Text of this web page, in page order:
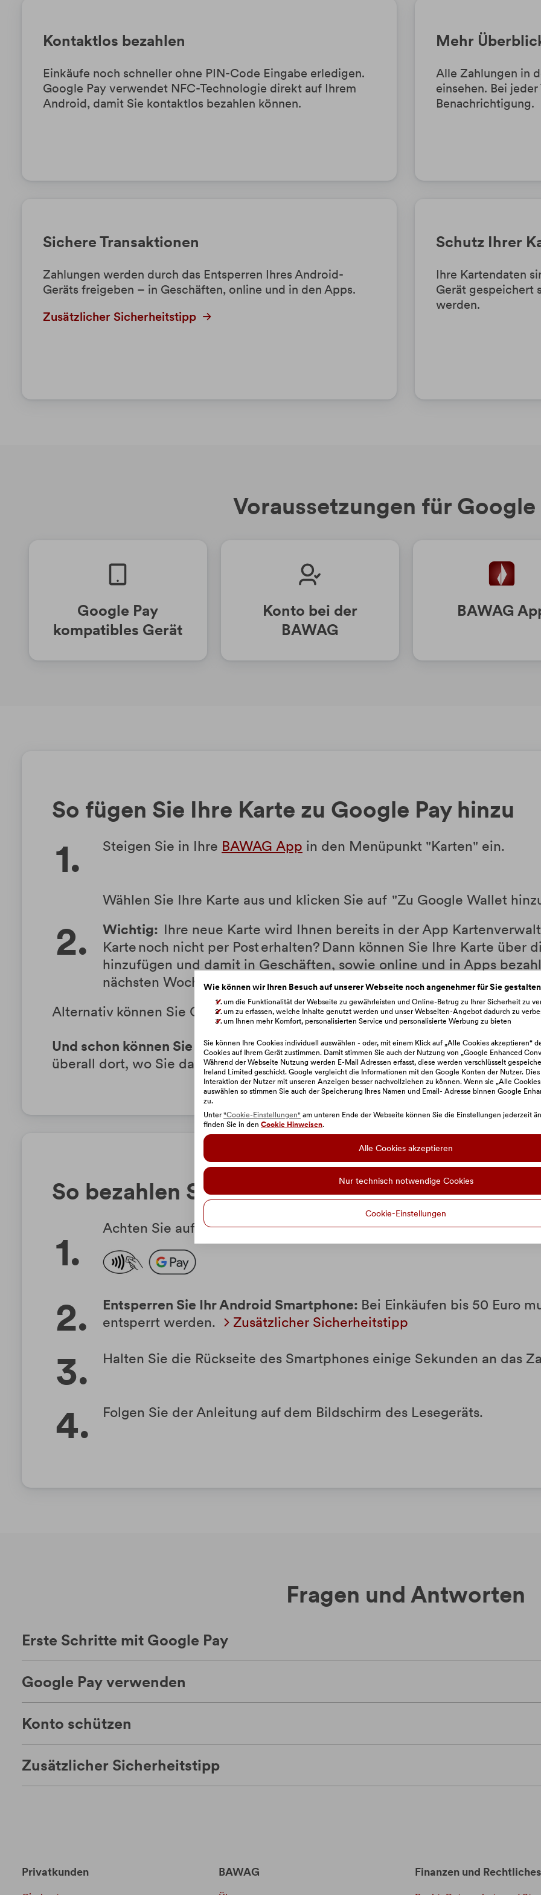
Kontaktlos bezahlen
Einkäufe noch schneller ohne PIN-Code Eingabe erledigen.
Google Pay verwendet NFC-Technologie direkt auf Ihrem
Android, damit Sie kontaktlos bezahlen können.
Mehr
Alle Zahlungen in
einsehen. Bei
Benachrichtigung.
Sichere Transaktionen
Zahlungen werden durch das Entsperren Ihres Android-
Geräts freigeben – in Geschäften, online und in den Apps.
Zusätzlicher Sicherheitstipp
Schutz Ihrer
Ihre Kartendaten
Gerät gespeichert
werden.
Voraussetzungen für Google
Google Pay
kompatibles Gerät
Konto bei der
BAWAG
BAWAG
So fügen Sie Ihre Karte zu Google Pay hinzu
Steigen Sie in Ihre BAWAG App in den Menüpunkt "Karten" ein.
Wählen Sie Ihre Karte aus und klicken Sie auf "Zu Google Wallet
Wichtig: Ihre neue Karte wird Ihnen bereits in der App
Karte noch nicht per Post erhalten? Dann können Sie Ihre Karte über
hinzufügen und damit in Geschäften, sowie online und in Apps
nächsten Wochen.
Alternativ können Sie Google Pay auch über die Google Pay Wallet App
Und schon können Sie einfach und sicher mit Google Pay in Geschäften,
überall dort, wo Sie das Symbol für kontaktloses Bezahlen bzw. Google Pay
So bezahlen Sie in Geschäften:
Achten Sie auf das Symbol für kontaktloses Bezahlen bzw. Google
Entsperren Sie Ihr Android Smartphone: Bei Einkäufen bis 50 Euro
entsperrt werden.
Zusätzlicher Sicherheitstipp
Halten Sie die Rückseite des Smartphones einige Sekunden an das
Folgen Sie der Anleitung auf dem Bildschirm des Lesegeräts.
Fragen und Antworten
Erste Schritte mit Google Pay
Google Pay verwenden
Konto schützen
Zusätzlicher Sicherheitstipp
Privatkunden BAWAG Finanzen und Rechtliches
Wie können wir Ihren Besuch auf unserer Webseite noch angenehmer für Sie
um die Funktionalität der Webseite zu gewährleisten und Online-Betrug zu Ihrer Sicherheit zu
um zu erfassen, welche Inhalte genutzt werden und unser Webseiten-Angebot dadurch zu
um Ihnen mehr Komfort, personalisierten Service und personalisierte Werbung zu bieten
Sie können Ihre Cookies individuell auswählen - oder, mit einem Klick auf „Alle Cookies akzeptieren“
Cookies auf Ihrem Gerät zustimmen. Damit stimmen Sie auch der Nutzung von „Google Enhanced
Während der Webseite Nutzung werden E-Mail Adressen erfasst, diese werden verschlüsselt
Ireland Limited geschickt. Google vergleicht die Informationen mit den Google Konten der Nutzer.
Interaktion der Nutzer mit unseren Anzeigen besser nachvollziehen zu können. Wenn sie „Alle
auswählen so stimmen Sie auch der Speicherung Ihres Namen und Email- Adresse binnen Google
zu.
Unter"Cookie-Einstellungen" am unteren Ende der Webseite können Sie die Einstellungen jederzeit
finden Sie in den Cookie Hinweisen.
Alle Cookies akzeptieren
Nur technisch notwendige Cookies
Cookie-Einstellungen